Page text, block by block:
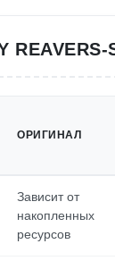
REAVERS-
ОРИГИНАЛ
Зависит от
накопленных
ресурсов